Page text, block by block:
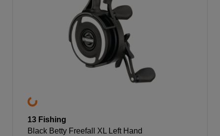
13 Fishing
Black Betty Freefall XL Left Hand